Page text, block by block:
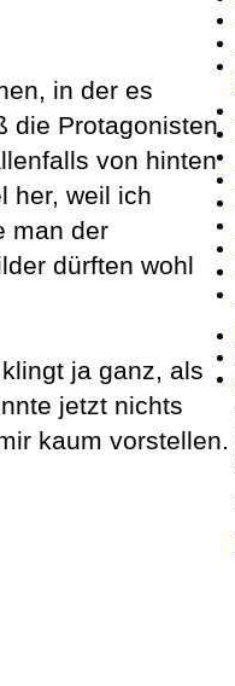
in der es
die Protagonisten
von hinten
her, weil ich
man der
dürften wohl
ja ganz, als
jetzt nichts
kaum vorstellen.